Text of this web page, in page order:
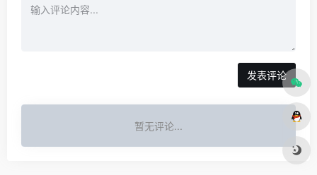
发表评论
暂无评论...